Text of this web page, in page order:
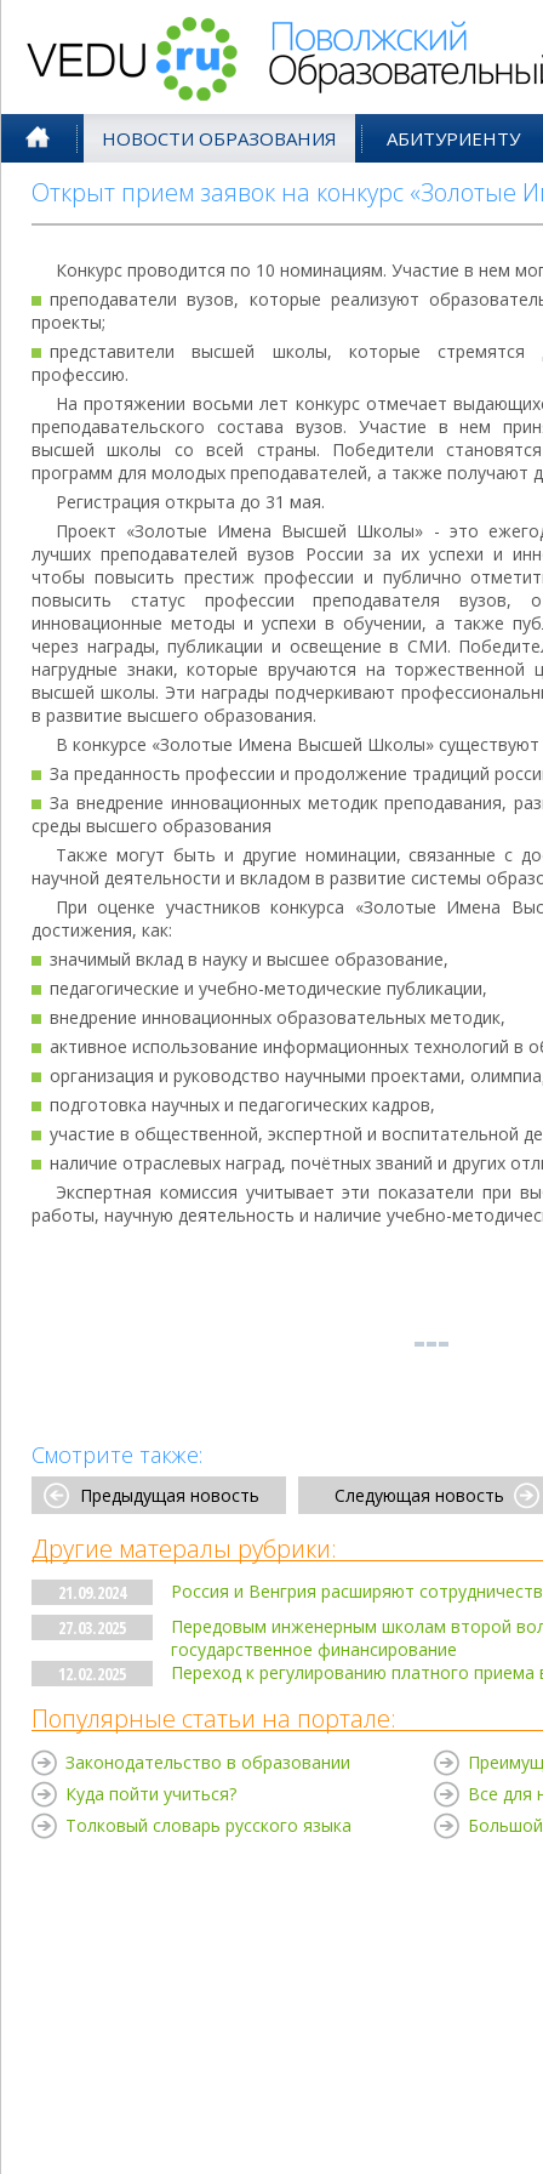
НОВОСТИ ОБРАЗОВАНИЯ АБИТУРИЕНТУ
Открыт прием заявок на конкурс
Конкурс проводится по 10 номинациям. Участие в нем
преподаватели вузов, которые реализуют
проекты;
представители высшей школы, которые
профессию.
На протяжении восьми лет конкурс отмечает
преподавательского состава вузов. Участие в нем
высшей школы со всей страны. Победители
программ для молодых преподавателей, а также получают
Регистрация открыта до 31 мая.
Проект «Золотые Имена Высшей Школы» - это
лучших преподавателей вузов России за их успехи и
чтобы повысить престиж профессии и публично
повысить статус профессии преподавателя вузов,
инновационные методы и успехи в обучении, а также
через награды, публикации и освещение в СМИ.
нагрудные знаки, которые вручаются на торжественной
высшей школы. Эти награды подчеркивают
в развитие высшего образования.
В конкурсе «Золотые Имена Высшей Школы» существуют
За преданность профессии и продолжение традиций
За внедрение инновационных методик преподавания,
среды высшего образования
Также могут быть и другие номинации, связанные с
научной деятельности и вкладом в развитие системы
При оценке участников конкурса «Золотые Имена
достижения, как:
значимый вклад в науку и высшее образование,
педагогические и учебно-методические публикации,
внедрение инновационных образовательных методик,
активное использование информационных технологий в
организация и руководство научными проектами,
подготовка научных и педагогических кадров,
участие в общественной, экспертной и воспитательной
наличие отраслевых наград, почётных званий и других
Экспертная комиссия учитывает эти показатели при
работы, научную деятельность и наличие учебно-
Смотрите также:
Предыдущая новость Следующая новость
Другие матералы рубрики:
21.09.2024
Россия и Венгрия расширяют
27.03.2025
Передовым инженерным школам второй
государственное финансирование
12.02.2025
Переход к регулированию платного приема
Популярные статьи на портале:
Законодательство в образовании
Куда пойти учиться?
Толковый словарь русского языка
Все для
Большой